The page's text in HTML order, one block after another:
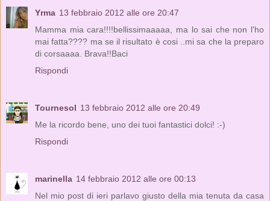
Yrma 13 febbraio 2012 alle ore 20:47
Mamma mia cara!!!!bellissimaaaaa, ma lo sai che non l'ho
mai fatta???? ma se il risultato è cosi ..mi sa che la preparo
di corsaaaa. Brava!!Baci
Rispondi
Tournesol 13 febbraio 2012 alle ore 20:49
Me la ricordo bene, uno dei tuoi fantastici dolci! :-)
Rispondi
marinella 14 febbraio 2012 alle ore 00:13
Nel mio post di ieri parlavo giusto della mia tenuta da casa